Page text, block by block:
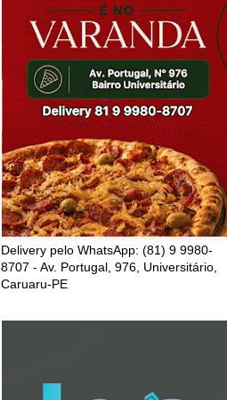
Delivery pelo WhatsApp: (81) 9 9980-
8707 - Av. Portugal, 976, Universitário,
Caruaru-PE